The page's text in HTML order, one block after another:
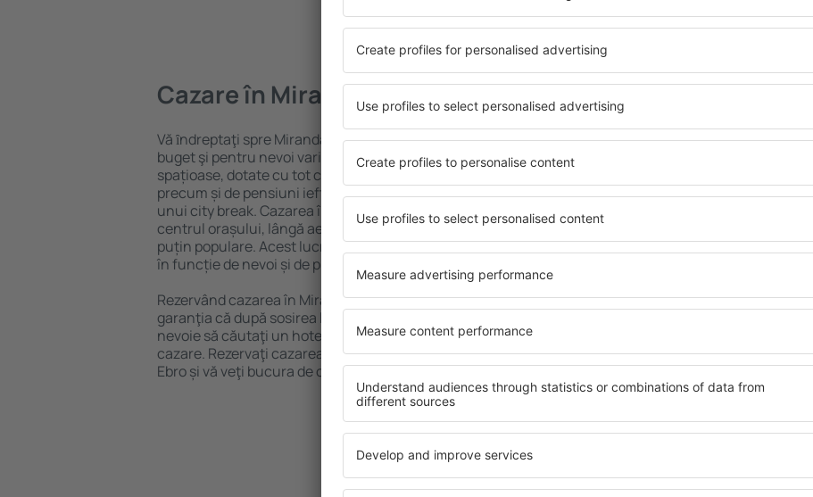
Vedeţi mai multe oferte în Miranda De Ebro
Cazare în Miranda De Ebro
Vă ȋndreptaţi spre Miranda De Ebro? Găsiți cazare pentru fiecare
buget şi pentru nevoi variate. Puteți beneficia de proprietăți
spațioase, dotate cu tot confortul, cu numeroase facilități,
precum și de pensiuni ieftine pentru a sta câteva zile în timpul
unui city break. Cazarea în Miranda De Ebro este disponibilă în
centrul orașului, lângă aeroport și în cartiere sau regiuni mai
puțin populare. Acest lucru vă va ajuta să găsiţi unităţi de cazare
în funcție de nevoi și de planurile ulterioare.
Rezervând cazarea în Miranda De Ebro mai devreme, aveți
garanţia că după sosirea la destinație vă puteţi relaxa, fără a fi
nevoie să căutaţi un hotel, apartament sau altă unitate de
cazare. Rezervaţi cazarea înainte de călătoria spre Miranda De
Ebro și vă veţi bucura de o călătorie liniştită.
Miranda De
cazare
Puteți alege dintr-o ofertă
inclusiv proprietăți pentru o
persoane ȋn vârstă și
hoteluri și pensiuni care
orașului Miranda De Ebro.
companii de închirieri auto,
reparaţii și locuri de
extraordinară.
Dacă doriţi cazare de lux în
care să se potrivească. Veți
vacanță sau călătoria de
rezerva cazare în Miranda
cu dizabilități, sugari și
călătoresc cu animale de